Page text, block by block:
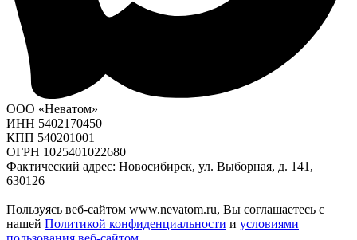
ООО «Неватом»
ИНН 5402170450
КПП 540201001
ОГРН 1025401022680
Фактический адрес: Новосибирск, ул. Выборная, д. 141,
630126
Пользуясь веб-сайтом www.nevatom.ru, Вы соглашаетесь с
нашей Политикой конфиденциальности и условиями